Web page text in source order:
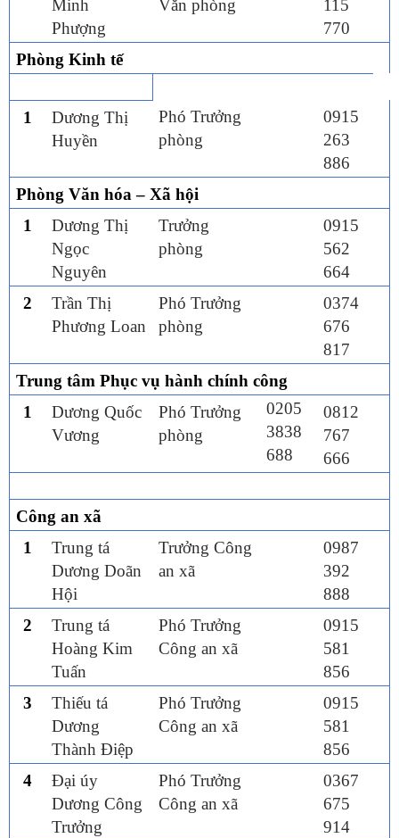
Minh
Phượng
Văn phòng
115
770
Phòng Kinh tế
1
Dương Thị
Huyền
Phó Trưởng
phòng
0915
263
886
Phòng Văn hóa – Xã hội
1
Dương Thị
Ngọc
Nguyên
Trưởng
phòng
0915
562
664
2
Trần Thị
Phương Loan
Phó Trưởng
phòng
0374
676
817
Trung tâm Phục vụ hành chính công
1
Dương Quốc
Vương
Phó Trưởng
phòng
0205
3838
688
0812
767
666
Công an xã
1
Trung tá
Dương Doãn
Hội
Trưởng Công
an xã
0987
392
888
2
Trung tá
Hoàng Kim
Tuấn
Phó Trưởng
Công an xã
0915
581
856
3
Thiếu tá
Dương
Thành Điệp
Phó Trưởng
Công an xã
0915
581
856
4
Đại úy
Dương Công
Trưởng
Phó Trưởng
Công an xã
0367
675
914